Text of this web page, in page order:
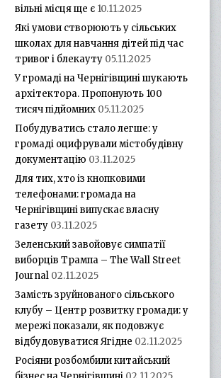
вільні місця ще є 10.11.2025
Які умови створюють у сільських
школах для навчання дітей під час
тривог і блекауту 05.11.2025
У громаді на Чернігівщині шукають
архітектора. Пропонують 100
тисяч підйомних 05.11.2025
Побудуватись стало легше: у
громаді оцифрували містобудівну
документацію 03.11.2025
Для тих, хто із кнопковими
телефонами: громада на
Чернігівщині випускає власну
газету 03.11.2025
Зеленський завойовує симпатії
виборців Трампа – The Wall Street
Journal 02.11.2025
Замість зруйнованого сільського
клубу – Центр розвитку громади: у
мережі показали, як подовжує
відбудовуватися Ягідне 02.11.2025
Росіяни розбомбили китайський